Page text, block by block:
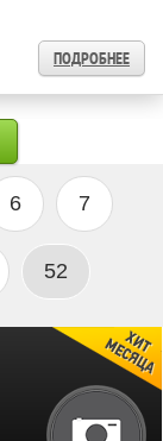
ПОДРОБНЕЕ
6 7
52